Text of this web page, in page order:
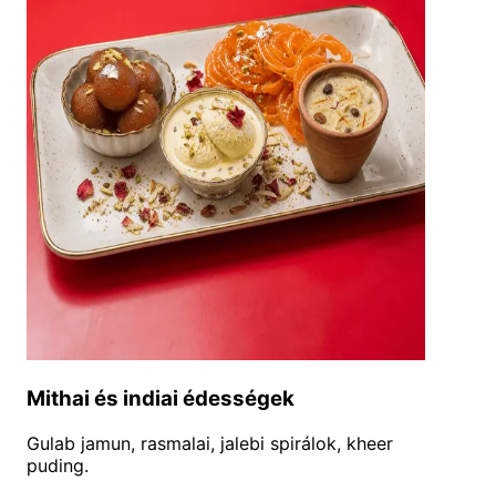
Mithai és indiai édességek
Gulab jamun, rasmalai, jalebi spirálok, kheer
puding.